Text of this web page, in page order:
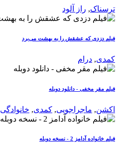
ترسناک, راز آلود
فیلم دزدی که عشقش را به بهشت می‌برد
کمدی, درام
فیلم مقر مخفی - دانلود دوبله
اکشن, ماجراجویی, کمدی, خانوادگی
فیلم خانواده آدامز 2 - نسخه دوبله